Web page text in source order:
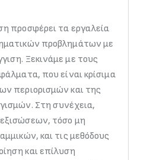
προσφέρει τα εργαλεία
προβλημάτων με
Ξεκινάμε με τους
που είναι κρίσιμα
περιορισμών και της
Στη συνέχεια,
τόσο μη
και τις μεθόδους
και επίλυση